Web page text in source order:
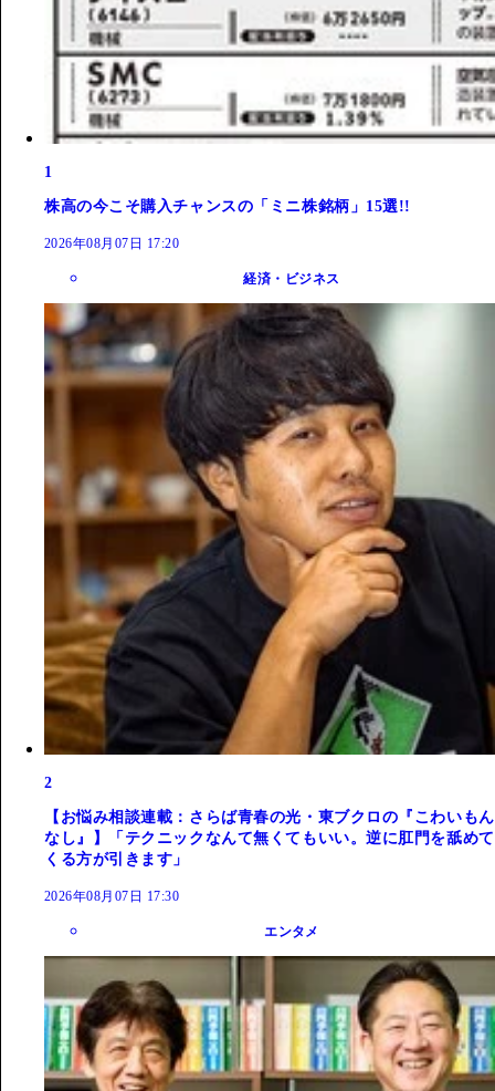
1
株高の今こそ購入チャンスの「ミニ株銘柄」15選!!
2026年08月07日 17:20
経済・ビジネス
2
【お悩み相談連載：さらば青春の光・東ブクロの『こわいもん
なし』】「テクニックなんて無くてもいい。逆に肛門を舐めて
くる方が引きます」
2026年08月07日 17:30
エンタメ